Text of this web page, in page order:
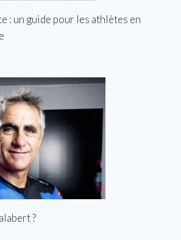
: un guide pour les athlètes en
?